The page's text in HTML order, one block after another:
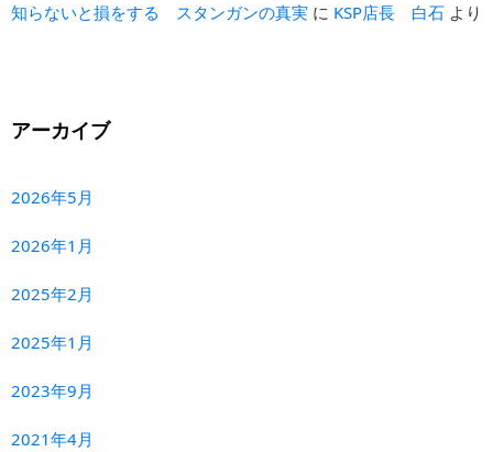
知らないと損をする スタンガンの真実 に KSP店長 白石 より
アーカイブ
2026年5月
2026年1月
2025年2月
2025年1月
2023年9月
2021年4月